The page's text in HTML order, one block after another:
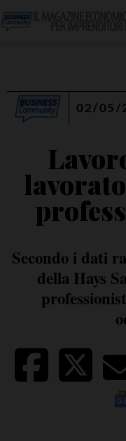
02/05/
Secondo i dati
della Hays